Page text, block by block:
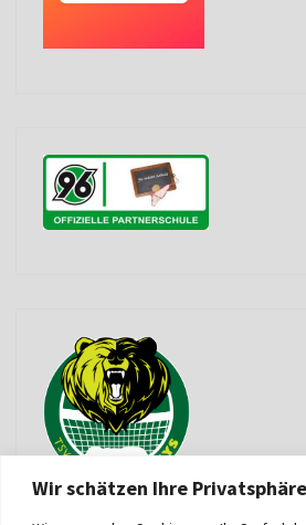
Wir schätzen Ihre Privatsphäre